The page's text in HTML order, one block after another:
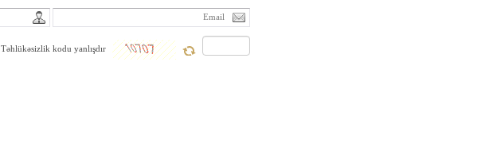
Təhlükəsizlik kodu yanlışdır